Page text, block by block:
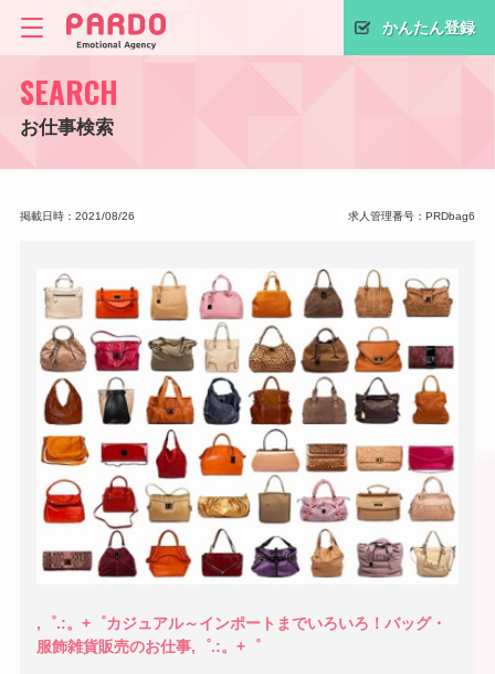
かんたん登録
SEARCH
お仕事検索
掲載日時：2021/08/26 求人管理番号：PRDbag6
,゜.:。+゜カジュアル～インポートまでいろいろ！バッグ・
服飾雑貨販売のお仕事,゜.:。+゜